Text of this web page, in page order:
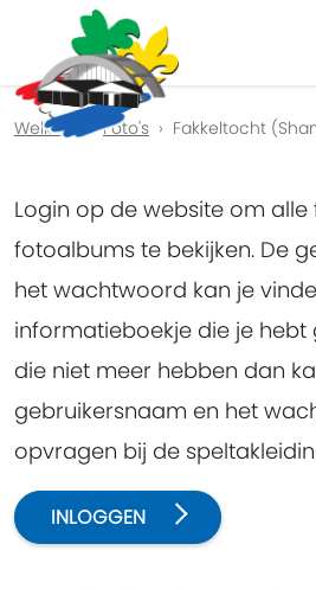
Previous
Welkom Foto's Fakkeltocht
Login op de website om alle
fotoalbums te bekijken. De
het wachtwoord kan je
informatieboekje die je hebt
die niet meer hebben dan
gebruikersnaam en het
opvragen bij de
INLOGGEN